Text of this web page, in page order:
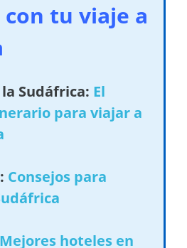
tu viaje a
Sudáfrica: El
para viajar a
Consejos para
Mejores hoteles en